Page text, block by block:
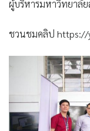
ผู้บริหารมหาวิทยาลั
ชวนชมคลิป https://